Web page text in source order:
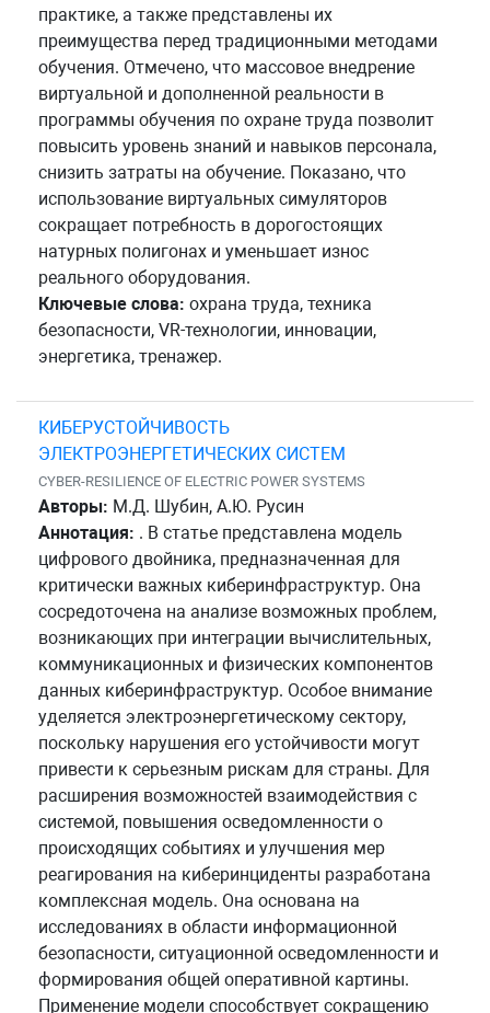
практике, а также представлены их
преимущества перед традиционными методами
обучения. Отмечено, что массовое внедрение
виртуальной и дополненной реальности в
программы обучения по охране труда позволит
повысить уровень знаний и навыков персонала,
снизить затраты на обучение. Показано, что
использование виртуальных симуляторов
сокращает потребность в дорогостоящих
натурных полигонах и уменьшает износ
реального оборудования.
Ключевые слова: охрана труда, техника
безопасности, VR-технологии, инновации,
энергетика, тренажер.
КИБЕРУСТОЙЧИВОСТЬ
ЭЛЕКТРОЭНЕРГЕТИЧЕСКИХ СИСТЕМ
CYBER-RESILIENCE OF ELECTRIC POWER SYSTEMS
Авторы: М.Д. Шубин, А.Ю. Русин
Аннотация: . В статье представлена модель
цифрового двойника, предназначенная для
критически важных киберинфраструктур. Она
сосредоточена на анализе возможных проблем,
возникающих при интеграции вычислительных,
коммуникационных и физических компонентов
данных киберинфраструктур. Особое внимание
уделяется электроэнергетическому сектору,
поскольку нарушения его устойчивости могут
привести к серьезным рискам для страны. Для
расширения возможностей взаимодействия с
системой, повышения осведомленности о
происходящих событиях и улучшения мер
реагирования на киберинциденты разработана
комплексная модель. Она основана на
исследованиях в области информационной
безопасности, ситуационной осведомленности и
формирования общей оперативной картины.
Применение модели способствует сокращению